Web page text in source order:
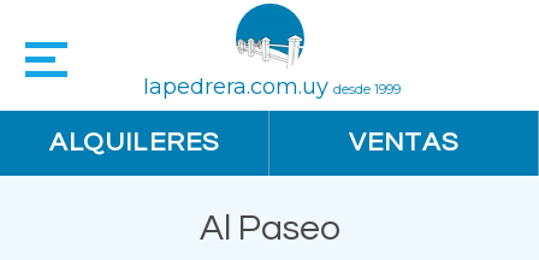
lapedrera.com.uy desde 1999
ALQUILERES VENTAS
Al Paseo